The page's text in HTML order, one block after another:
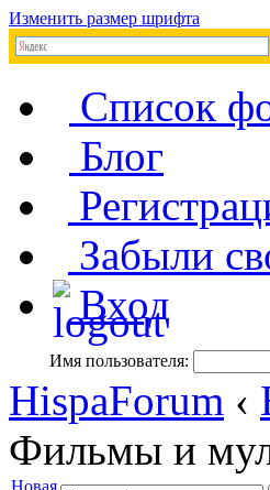
Изменить размер шрифта
Список
Блог
Забыли
Вход
Имя пользователя:
HispaForum ‹
Фильмы и
Новая